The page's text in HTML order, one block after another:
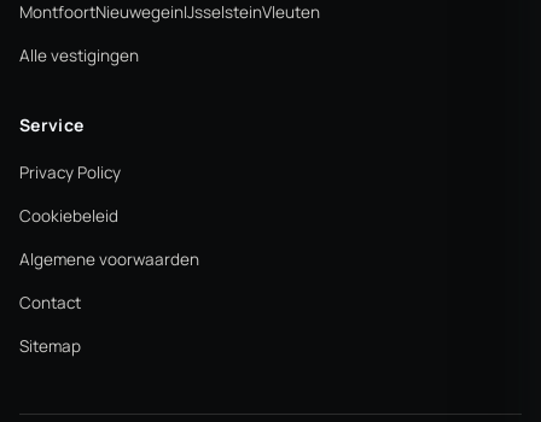
MontfoortNieuwegeinIJsselsteinVleuten
Alle vestigingen
Service
Privacy Policy
Cookiebeleid
Algemene voorwaarden
Contact
Sitemap